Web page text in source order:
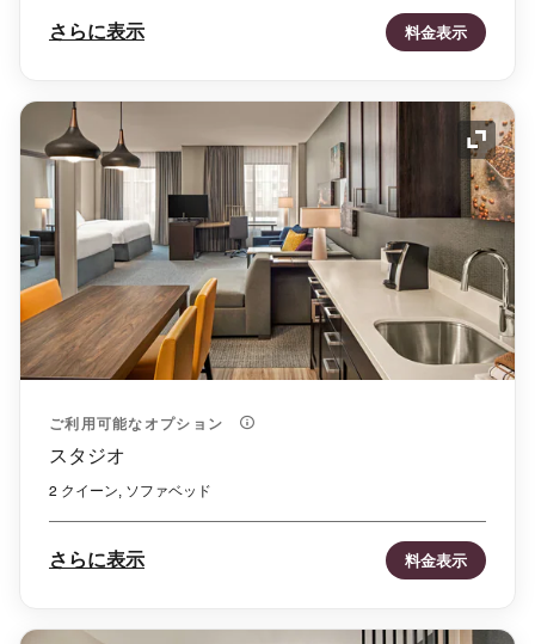
さらに表示 料金表示
アイ
ご利用可能なオプション
スタジオ
2 クイーン, ソファベッド
さらに表示 料金表示